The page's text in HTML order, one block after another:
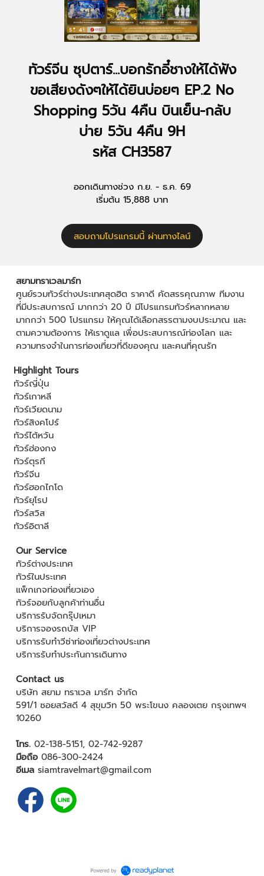
ทัวร์จีน ซุปตาร์...บอกรักอี๋ชางให้ได้ฟัง
ขอเสียงดังๆให้ได้ยินบ่อยๆ EP.2 No
Shopping 5วัน 4คืน บินเย็น-กลับ
บ่าย 5วัน 4คืน 9H
รหัส CH3587
ออกเดินทางช่วง ก.ย. - ธ.ค. 69
เริ่มต้น 15,888 บาท
สอบถามโปรแกรมนี้ ผ่านทางไลน์
สยามทราเวลมาร์ท
ศูนย์รวมทัวร์ต่างประเทศสุดฮิต ราคาดี คัดสรรคุณภาพ ทีมงาน
ที่มีประสบการณ์ มากกว่า 20 ปี มีโปรแกรมทัวร์หลากหลาย
มากกว่า 500 โปรแกรม ให้คุณได้เลือกสรรตามงบประมาณ และ
ตามความต้องการ ให้เราดูแล เพื่อประสบการณ์ท่องโลก และ
ความทรงจำในการท่องเที่ยวที่ดีของคุณ และคนที่คุณรัก
Highlight Tours
ทัวร์ญี่ปุ่น
ทัวร์เกาหลี
ทัวร์เวียดนาม
ทัวร์สิงคโปร์
ทัวร์ไต้หวัน
ทัวร์ฮ่องกง
ทัวร์ตุรกี
ทัวร์จีน
ทัวร์ฮอกไกโด
ทัวร์ยุโรป
ทัวร์สวิส
ทัวร์อิตาลี
Our Service
ทัวร์ต่างประเทศ
ทัวร์ในประเทศ
แพ็กเกจท่องเที่ยวเอง
ทัวร์จอยกับลูกค้าท่านอื่น
บริการรับจัดกรุ๊ปเหมา
บริการจองรถบัส VIP
บริการรับทำวีซ่าท่องเที่ยวต่างประเทศ
บริการรับทำประกันการเดินทาง
Contact us
บริษัท สยาม ทราเวล มาร์ท จำกัด
591/1 ซอยสวัสดี 4 สุขุมวิท 50 พระโขนง คลองเตย กรุงเทพฯ
10260
โทร. 02-138-5151, 02-742-9287
มือถือ 086-300-2424
อีเมล siamtravelmart@gmail.com